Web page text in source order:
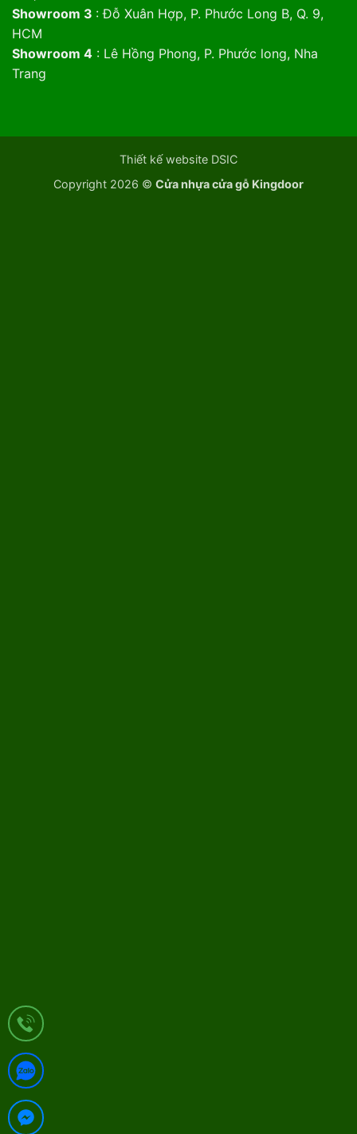
Showroom 3 : Đỗ Xuân Hợp, P. Phước Long B, Q. 9,
HCM
Showroom 4: Lê Hồng Phong, P. Phước long, Nha
Trang
Thiết kế website DSIC
Copyright 2026 © Cửa nhựa cửa gỗ Kingdoor